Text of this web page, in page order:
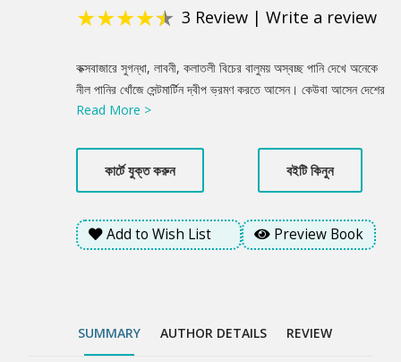
★★★★★ 3 Review | Write a review
Summery
কক্সবাজারে সুগন্ধা, লাবনী, কলাতলী বিচের বালুময় অস্বচ্ছ পানি দেখে অনেকে
নীল পানির খোঁজে সেন্টমার্টিন দ্বীপ ভ্রমণ করতে আসেন। কেউবা আসেন দেশের
সর্ব দক্ষিনের শেষ প্রবালটিতে বসে ছবি তুলতে, সমুদ্রের গর্জন শুনতে। কেউ
সেন্টমার্টিন ভ্রমণের বিস্তারিত সব তথ্য থাকছে এই বইটিতে।
Read More >
কার্টে যুক্ত করুন বইটি কিনুন
Add to Wish List Preview Book
SUMMARY AUTHOR DETAILS REVIEW